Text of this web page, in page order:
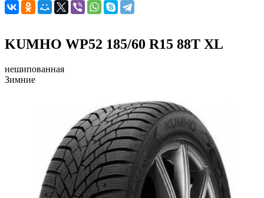
KUMHO WP52 185/60 R15 88T XL
нешипованная
Зимние